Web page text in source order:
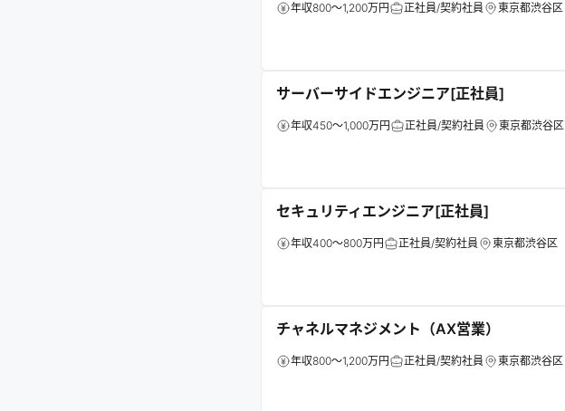
年収800～1,200万円 正社員/契約社員 東京都渋谷区
サーバーサイドエンジニア[正社員]
年収450～1,000万円 正社員/契約社員 東京都渋谷区
セキュリティエンジニア[正社員]
年収400～800万円 正社員/契約社員 東京都渋谷区
チャネルマネジメント（AX営業）
年収800～1,200万円 正社員/契約社員 東京都渋谷区